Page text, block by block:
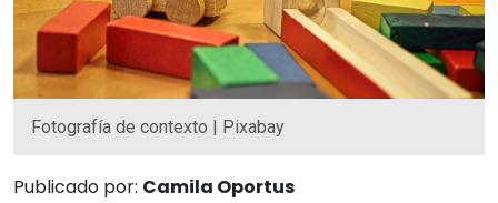
Fotografía de contexto | Pixabay
Publicado por: Camila Oportus